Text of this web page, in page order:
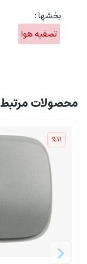
بخشها :
تصفیه هوا
محصولات مرتبط
%11